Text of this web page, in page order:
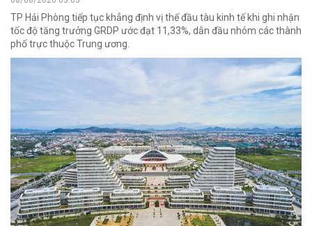
TP Hải Phòng tiếp tục khẳng định vị thế đầu tàu kinh tế khi ghi nhận
tốc độ tăng trưởng GRDP ước đạt 11,33%, dẫn đầu nhóm các thành
phố trực thuộc Trung ương.